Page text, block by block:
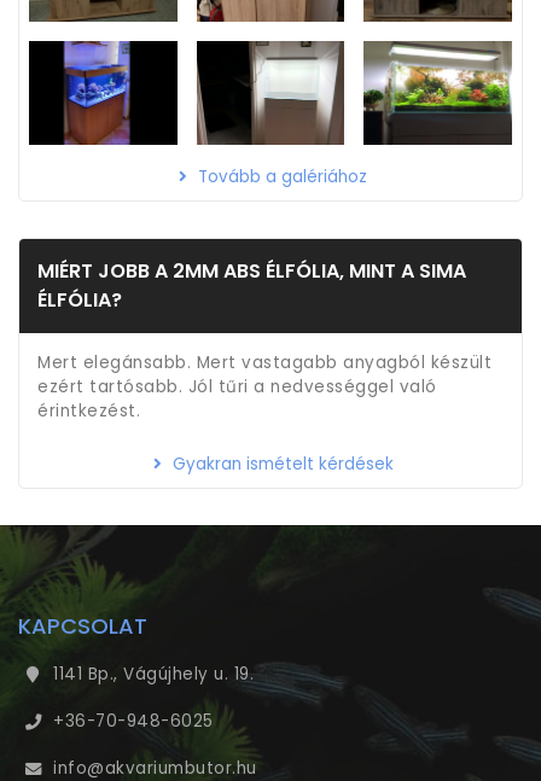
Tovább a galériához
MIÉRT JOBB A 2MM ABS ÉLFÓLIA, MINT A SIMA
ÉLFÓLIA?
Mert elegánsabb. Mert vastagabb anyagból készült
ezért tartósabb. Jól tűri a nedvességgel való
érintkezést.
Gyakran ismételt kérdések
KAPCSOLAT
1141 Bp., Vágújhely u. 19.
+36-70-948-6025
info@akvariumbutor.hu